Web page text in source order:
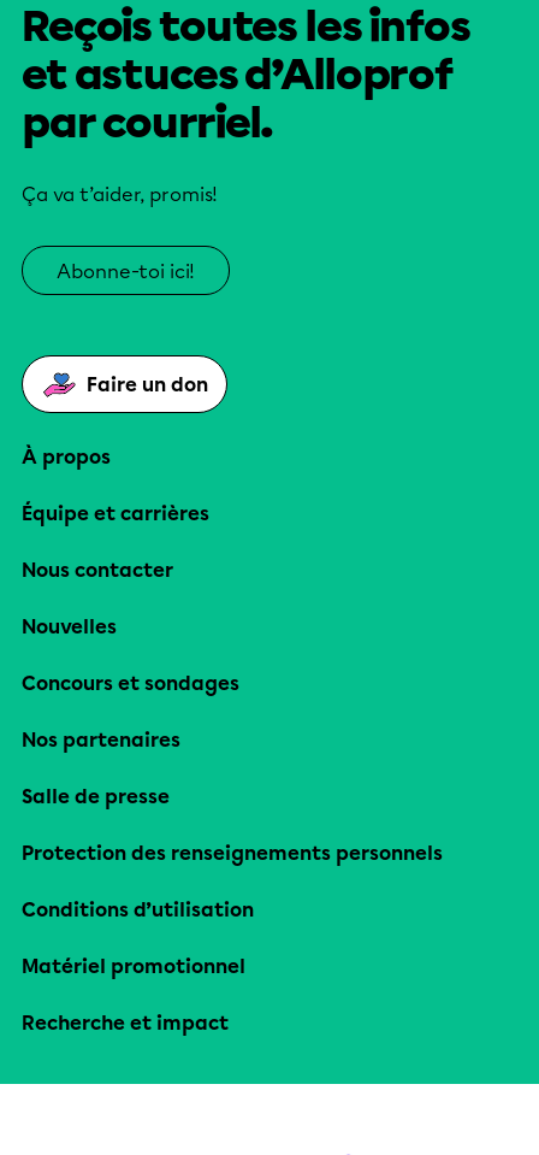
Reçois toutes les infos
et astuces d’Alloprof
par courriel.
Ça va t’aider, promis!
Abonne-toi ici!
Faire un don
À propos
Équipe et carrières
Nous contacter
Nouvelles
Concours et sondages
Nos partenaires
Salle de presse
Protection des renseignements personnels
Conditions d’utilisation
Matériel promotionnel
Recherche et impact